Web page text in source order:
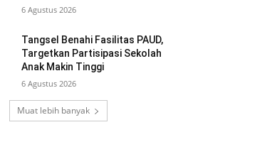
6 Agustus 2026
Tangsel Benahi Fasilitas PAUD,
Targetkan Partisipasi Sekolah
Anak Makin Tinggi
6 Agustus 2026
Muat lebih banyak